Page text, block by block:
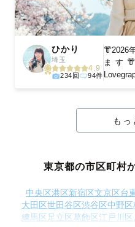
ひかり
埼玉
4.9
234回 94件
👘2026
ます
もっ
東京都の市区町村
中央区港区新宿区文京区台
大田区世田谷区渋谷区中野区
練馬区足立区葛飾区江戸川区